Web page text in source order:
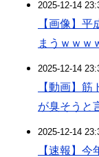
2025-12-14
【画像】
まうｗｗｗ
2025-12-14
【動画】
が臭そうと
2025-12-14
【速報】